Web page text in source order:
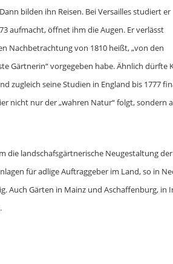
bilden ihn Reisen. Bei Versailles studiert er
aufmacht, öffnet ihm die Augen. Er verlässt
Nachbetrachtung von 1810 heißt, „von den
Gärtnerin“ vorgegeben habe. Ähnlich dürfte
zugleich seine Studien in England bis 1777
nicht nur der „wahren Natur“ folgt, sondern
landschafsgärtnerische Neugestaltung
für adlige Auftraggeber im Land, so in
Auch Gärten in Mainz und Aschaffenburg, in